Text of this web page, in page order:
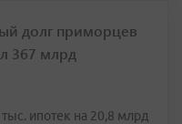
долг приморцев
367 млрд
ипотек на 20,8 млрд